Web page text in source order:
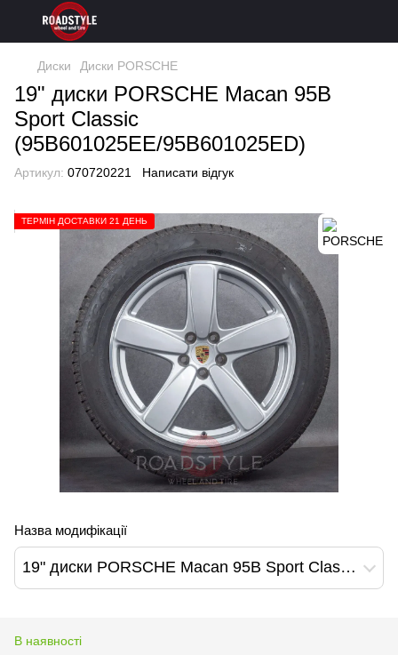
Диски Диски PORSCHE
19" диски PORSCHE Macan 95B
Sport Classic
(95B601025EE/95B601025ED)
Артикул: 070720221 Написати відгук
ТЕРМІН ДОСТАВКИ 21 ДЕНЬ
Назва модифікації
19" диски PORSCHE Macan 95B Sport Classic (95B601025EE/95B601025ED)
В наявності